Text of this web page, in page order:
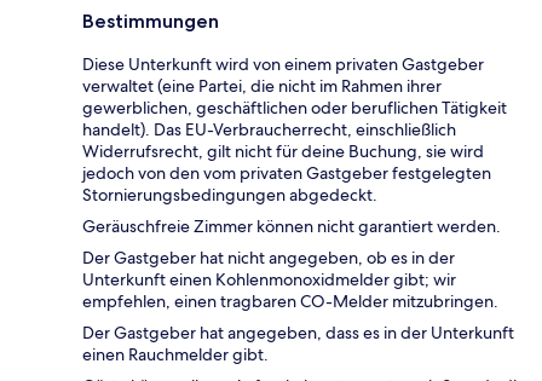
Bestimmungen
Diese Unterkunft wird von einem privaten Gastgeber
verwaltet (eine Partei, die nicht im Rahmen ihrer
gewerblichen, geschäftlichen oder beruflichen Tätigkeit
handelt). Das EU-Verbraucherrecht, einschließlich
Widerrufsrecht, gilt nicht für deine Buchung, sie wird
jedoch von den vom privaten Gastgeber festgelegten
Stornierungsbedingungen abgedeckt.
Geräuschfreie Zimmer können nicht garantiert werden.
Der Gastgeber hat nicht angegeben, ob es in der
Unterkunft einen Kohlenmonoxidmelder gibt; wir
empfehlen, einen tragbaren CO-Melder mitzubringen.
Der Gastgeber hat angegeben, dass es in der Unterkunft
einen Rauchmelder gibt.